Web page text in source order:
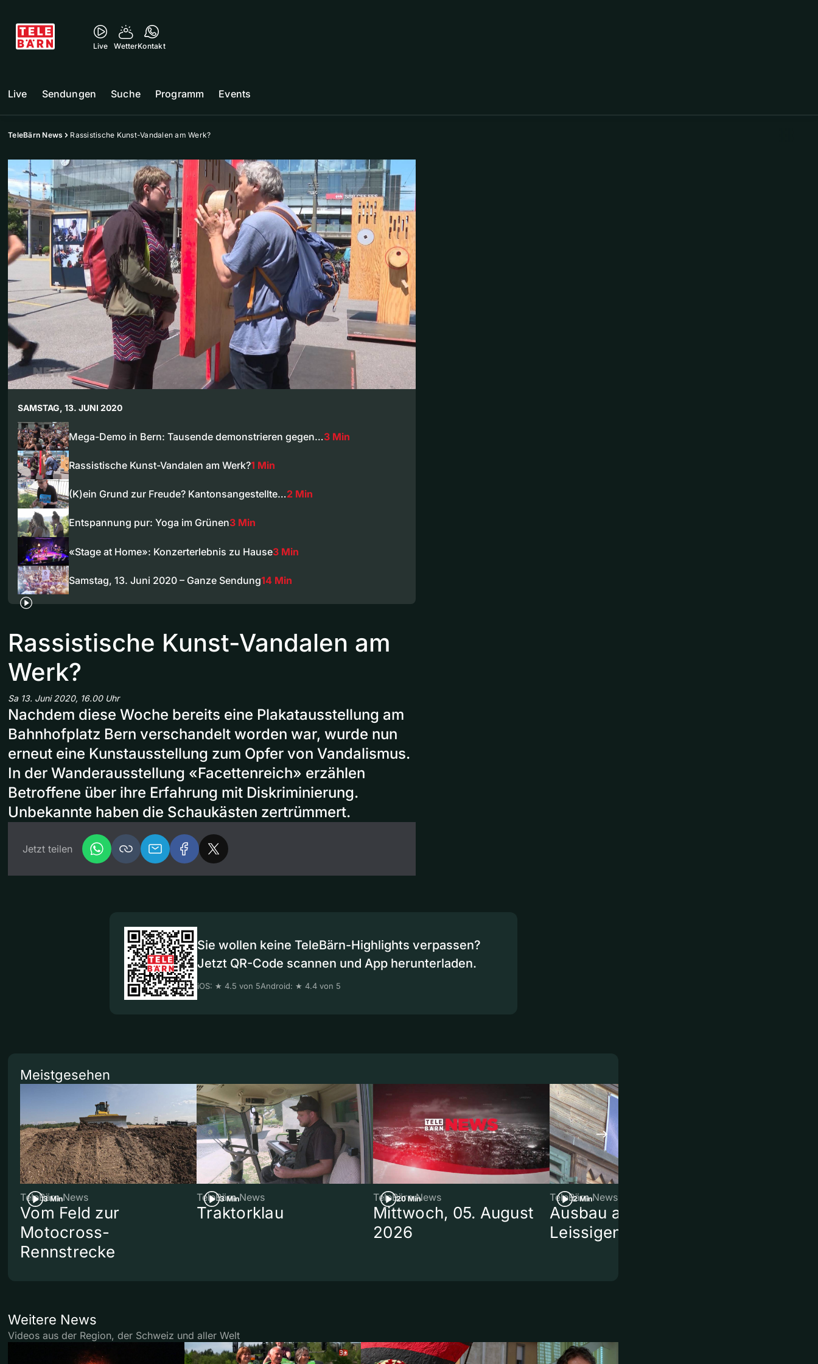
Live WetterKontakt
Live Sendungen Suche Programm Events
TeleBärn News Rassistische Kunst-Vandalen am Werk?
SAMSTAG, 13. JUNI 2020
Mega-Demo in Bern: Tausende demonstrieren gegen…3 Min
Rassistische Kunst-Vandalen am Werk?1 Min
(K)ein Grund zur Freude? Kantonsangestellte…2 Min
Entspannung pur: Yoga im Grünen3 Min
«Stage at Home»: Konzerterlebnis zu Hause3 Min
Samstag, 13. Juni 2020 – Ganze Sendung14 Min
Rassistische Kunst-Vandalen am
Werk?
Sa 13. Juni 2020, 16.00 Uhr
Nachdem diese Woche bereits eine Plakatausstellung am
Bahnhofplatz Bern verschandelt worden war, wurde nun
erneut eine Kunstausstellung zum Opfer von Vandalismus.
In der Wanderausstellung «Facettenreich» erzählen
Betroffene über ihre Erfahrung mit Diskriminierung.
Unbekannte haben die Schaukästen zertrümmert.
Jetzt teilen
Sie wollen keine TeleBärn-Highlights verpassen?
Jetzt QR-Code scannen und App herunterladen.
iOS: ★ 4.5 von 5Android: ★ 4.4 von 5
Meistgesehen
3 Min
TeleBärn News
Vom Feld zur
Motocross-
Rennstrecke
3 Min
TeleBärn News
Traktorklau
20 Min
TeleBärn News
Mittwoch, 05. August
2026
2 Min
TeleBärn News
Ausbau am Bahnhof
Leissigen
Weitere News
Videos aus der Region, der Schweiz und aller Welt